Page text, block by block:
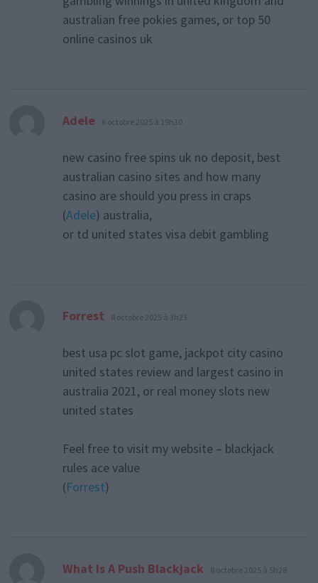
australian free pokies games, or top 50
online casinos uk
Adele dit :
6 octobre 2025 à 19h30
new casino free spins uk no deposit, best
australian casino sites and how many
casino are should you press in craps
(Adele) australia,
or td united states visa debit gambling
Forrest dit :
8 octobre 2025 à 3h23
best usa pc slot game, jackpot city casino
united states review and largest casino in
australia 2021, or real money slots new
united states
Feel free to visit my website – blackjack
rules ace value
(Forrest)
What Is A Push Blackjack dit :
8 octobre 2025 à 5h28